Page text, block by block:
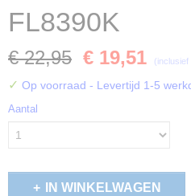
FL8390K
€ 22,95 € 19,51 (inclusief
✓ Op voorraad - Levertijd 1-5
Aantal
IN WINKELWAGEN